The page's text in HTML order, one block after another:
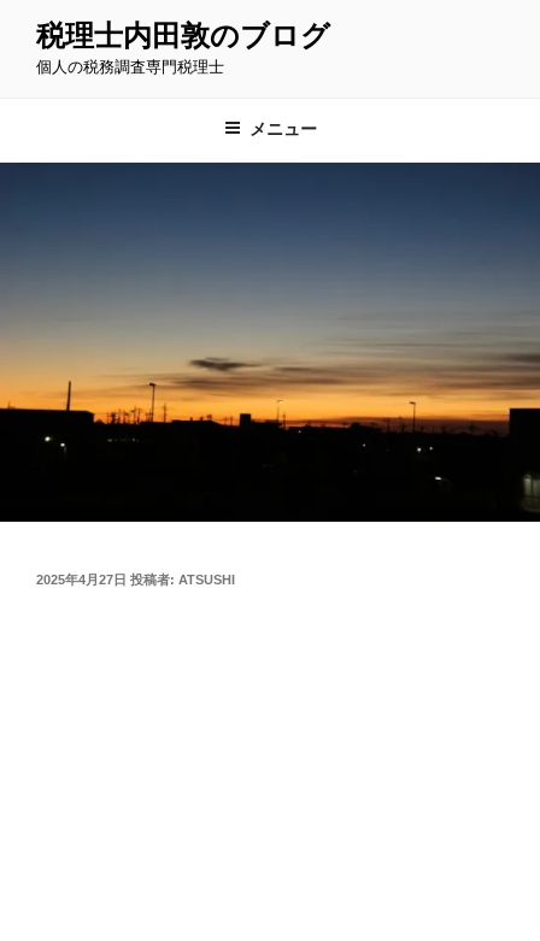
税理士内田敦のブログ
個人の税務調査専門税理士
メニュー
投
2025年4月27日 投稿者: ATSUSHI